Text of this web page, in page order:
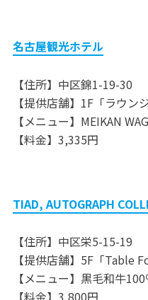
名古屋観光ホテル
【住所】中区錦1-19-30
【提供店舗】1F「ラウン
【メニュー】MEIKAN
【料金】3,335円
TIAD, AUTOGRAPH
【住所】中区栄5-15-19
【提供店舗】5F「Table
【メニュー】黒毛和牛